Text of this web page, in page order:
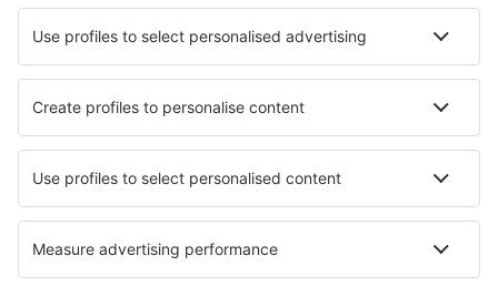
Cazare în Kota Cazare în Gaya Cazare în Panipat
Cele mai bune locuri de cazare - orașe
Cazare în Klamath Cazare în Dobrnič
Cazare în Vrhnika Cazare în Romagne